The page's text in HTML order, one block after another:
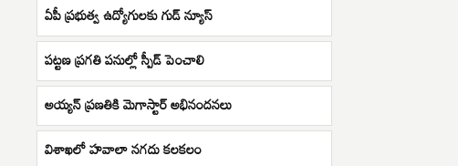
ఏపీ ప్రభుత్వ ఉద్యోగులకు గుడ్ న్యూస్
పట్టణ ప్రగతి పనుల్లో స్పీడ్ పెంచాలి
అయ్యన్ ప్రణతికి మెగాస్టార్ అభినందనలు
విశాఖలో హవాలా నగదు కలకలం